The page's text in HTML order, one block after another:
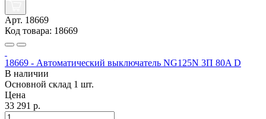
Арт. 18669
Код товара: 18669
18669 - Автоматический выключатель NG125N 3П 80A D
В наличии
Основной склад 1 шт.
Цена
33 291 р.